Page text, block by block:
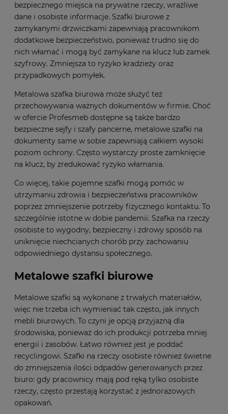
bezpiecznego miejsca na prywatne rzeczy, wrażliwe
dane i osobiste informacje. Szafki biurowe z
zamykanymi drzwiczkami zapewniają pracownikom
dodatkowe bezpieczeństwo, ponieważ trudno się do
nich włamać i mogą być zamykane na klucz lub zamek
szyfrowy. Zmniejsza to ryzyko kradzieży oraz
przypadkowych pomyłek.
Metalowa szafka biurowa może służyć też
przechowywania ważnych dokumentów w firmie. Choć
w ofercie Profesmeb dostępne są także bardzo
bezpieczne sejfy i szafy pancerne, metalowe szafki na
dokumenty same w sobie zapewniają całkiem wysoki
poziom ochrony. Często wystarczy proste zamknięcie
na klucz, by zredukować ryzyko włamania.
Co więcej, takie pojemne szafki mogą pomóc w
utrzymaniu zdrowia i bezpieczeństwa pracowników
poprzez zmniejszenie potrzeby fizycznego kontaktu. To
szczególnie istotne w dobie pandemii. Szafka na rzeczy
osobiste to wygodny, bezpieczny i zdrowy sposób na
uniknięcie niechcianych chorób przy zachowaniu
odpowiedniego dystansu społecznego.
Metalowe szafki biurowe
Metalowe szafki są wykonane z trwałych materiałów,
więc nie trzeba ich wymieniać tak często, jak innych
mebli biurowych. To czyni je opcją przyjazną dla
środowiska, ponieważ do ich produkcji potrzeba mniej
energii i zasobów. Łatwo również jest je poddać
recyclingowi. Szafki na rzeczy osobiste również świetne
do zmniejszenia ilości odpadów generowanych przez
biuro: gdy pracownicy mają pod ręką tylko osobiste
rzeczy, często przestają korzystać z jednorazowych
opakowań.